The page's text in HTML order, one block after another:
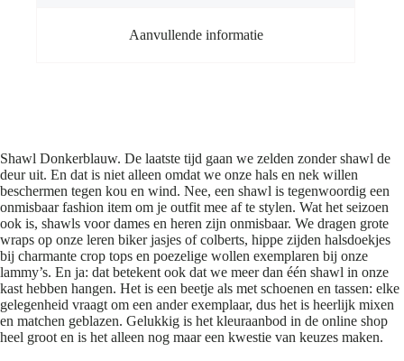
Aanvullende informatie
Shawl Donkerblauw. De laatste tijd gaan we zelden zonder shawl de
deur uit. En dat is niet alleen omdat we onze hals en nek willen
beschermen tegen kou en wind. Nee, een shawl is tegenwoordig een
onmisbaar fashion item om je outfit mee af te stylen. Wat het seizoen
ook is, shawls voor dames en heren zijn onmisbaar. We dragen grote
wraps op onze leren biker jasjes of colberts, hippe zijden halsdoekjes
bij charmante crop tops en poezelige wollen exemplaren bij onze
lammy’s. En ja: dat betekent ook dat we meer dan één shawl in onze
kast hebben hangen. Het is een beetje als met schoenen en tassen: elke
gelegenheid vraagt om een ander exemplaar, dus het is heerlijk mixen
en matchen geblazen. Gelukkig is het kleuraanbod in de online shop
heel groot en is het alleen nog maar een kwestie van keuzes maken.